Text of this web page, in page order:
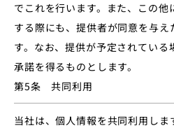
でこれを行います。また、この
する際にも、提供者が同意を与え
す。なお、提供が予定されている
承諾を得るものとします。
第5条 共同利用
当社は、個人情報を共同利用しま